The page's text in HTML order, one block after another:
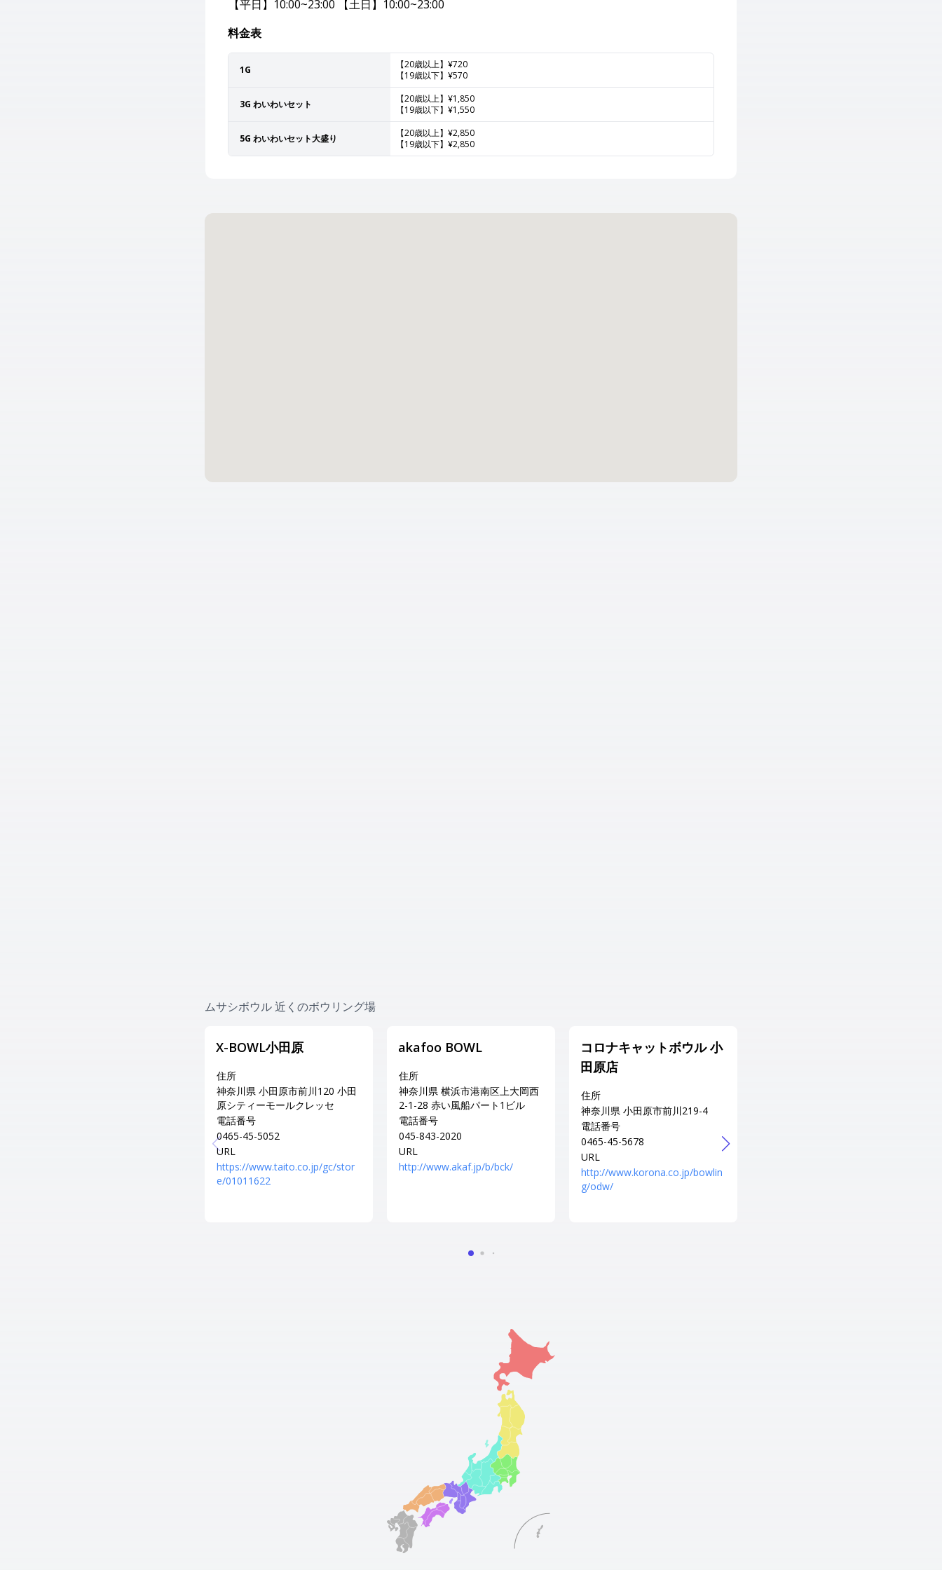
【平日】10:00~23:00 【土日】10:00~23:00
料金表
1G
【20歳以上】¥720
【19歳以下】¥570
3G わいわいセット
【20歳以上】¥1,850
【19歳以下】¥1,550
5G わいわいセット大盛り
【20歳以上】¥2,850
【19歳以下】¥2,850
ムサシボウル 近くのボウリング場
X-BOWL小田原
住所
神奈川県 小田原市前川120 小田
原シティーモールクレッセ
電話番号
0465-45-5052
URL
https://www.taito.co.jp/gc/stor
e/01011622
akafoo BOWL
住所
神奈川県 横浜市港南区上大岡西
2-1-28 赤い風船パート1ビル
電話番号
045-843-2020
URL
http://www.akaf.jp/b/bck/
コロナキャットボウル 小
田原店
住所
神奈川県 小田原市前川219-4
電話番号
0465-45-5678
URL
http://www.korona.co.jp/bowlin
g/odw/